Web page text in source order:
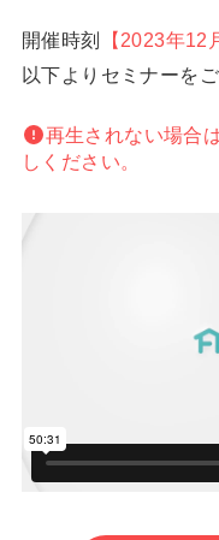
開催時刻 【2023年12
以下よりセミナーを
再生されない場合
しください。